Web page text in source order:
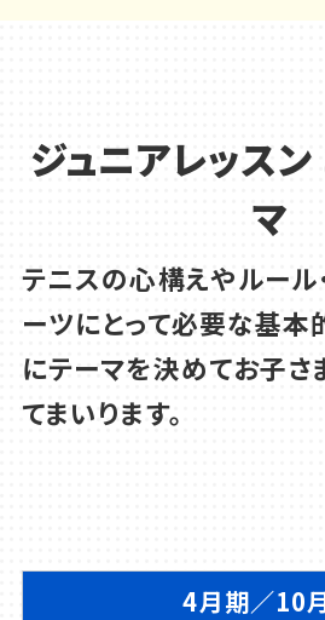
ジュニアレッス
マ
テニスの心構えやルール
ーツにとって必要な基本
にテーマを決めてお子さ
てまいります。
4月期／10